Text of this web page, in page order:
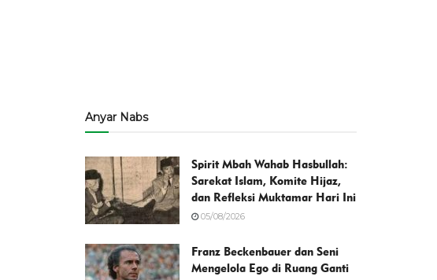
Anyar Nabs
Spirit Mbah Wahab Hasbullah:
Sarekat Islam, Komite Hijaz,
dan Refleksi Muktamar Hari Ini
05/08/2026
Franz Beckenbauer dan Seni
Mengelola Ego di Ruang Ganti